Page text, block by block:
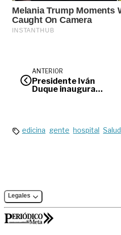
ANTERIOR
Presidente Iván
Duque inaugura
edicina gente hospital Salud
Legales